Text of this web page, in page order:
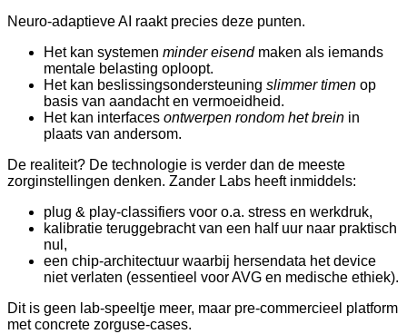
Neuro-adaptieve AI raakt precies deze punten.
Het kan systemen minder eisendmaken als iemands
mentale belasting oploopt.
Het kan beslissingsondersteuning slimmer timen op
basis van aandacht en vermoeidheid.
Het kan interfaces ontwerpen rondom het brein in
plaats van andersom.
De realiteit? De technologie is verder dan de meeste
zorginstellingen denken. Zander Labs heeft inmiddels:
plug & play-classifiers voor o.a. stress en werkdruk,
kalibratie teruggebracht van een half uur naar praktisch
nul,
een chip-architectuur waarbij hersendata het device
niet verlaten (essentieel voor AVG en medische ethiek).
Dit is geen lab-speeltje meer, maar pre-commercieel platform
met concrete zorguse-cases.